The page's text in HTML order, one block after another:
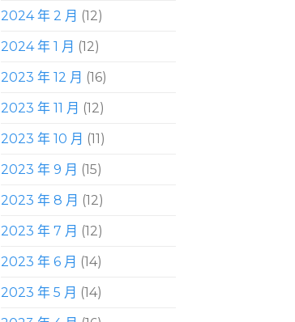
2024 年 2 月 (12)
2024 年 1 月 (12)
2023 年 12 月 (16)
2023 年 11 月 (12)
2023 年 10 月 (11)
2023 年 9 月 (15)
2023 年 8 月 (12)
2023 年 7 月 (12)
2023 年 6 月 (14)
2023 年 5 月 (14)